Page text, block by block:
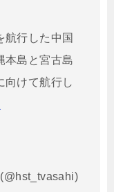
航行した中国
本島と宮古島
向けて航行し